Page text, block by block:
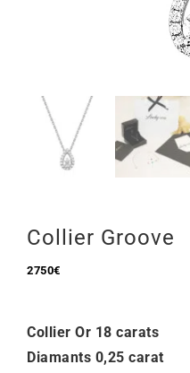
Collier Groove
2750€
Collier Or 18 carats
Diamants 0,25 carat